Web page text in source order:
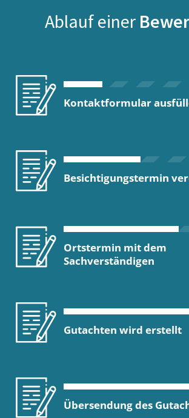
Ablauf einer
Kontaktformular
Besichtigungstermin
Ortstermin mit dem
Sachverständigen
Gutachten wird erstellt
Übersendung des